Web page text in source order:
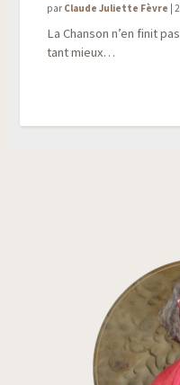
par Claude Juliette Fèvre |
La Chan­son n’en finit
tant mieux…